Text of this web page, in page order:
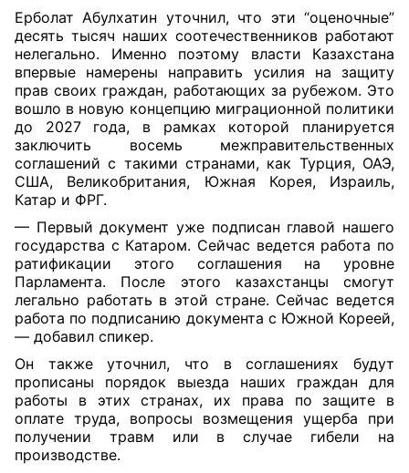
Ерболат Абулхатин уточнил, что эти “оценочные”
десять тысяч наших соотечественников работают
нелегально. Именно поэтому власти Казахстана
впервые намерены направить усилия на защиту
прав своих граждан, работающих за рубежом. Это
вошло в новую концепцию миграционной политики
до 2027 года, в рамках которой планируется
заключить восемь межправительственных
соглашений с такими странами, как Турция, ОАЭ,
США, Великобритания, Южная Корея, Израиль,
Катар и ФРГ.
— Первый документ уже подписан главой нашего
государства с Катаром. Сейчас ведется работа по
ратификации этого соглашения на уровне
Парламента. После этого казахстанцы смогут
легально работать в этой стране. Сейчас ведется
работа по подписанию документа с Южной Кореей,
— добавил спикер.
Он также уточнил, что в соглашениях будут
прописаны порядок выезда наших граждан для
работы в этих странах, их права по защите в
оплате труда, вопросы возмещения ущерба при
получении травм или в случае гибели на
производстве.